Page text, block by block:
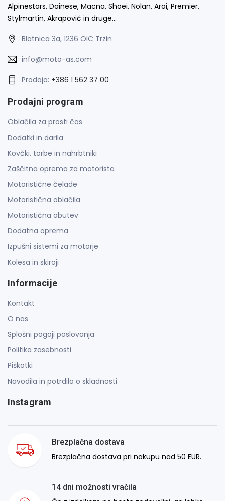
Alpinestars, Dainese, Macna, Shoei, Nolan, Arai, Premier,
Stylmartin, Akrapovič in druge…
Blatnica 3a, 1236 OIC Trzin
info@moto-as.com
Prodaja: +386 1 562 37 00
Prodajni program
Oblačila za prosti čas
Dodatki in darila
Kovčki, torbe in nahrbtniki
Zaščitna oprema za motorista
Motoristične čelade
Motoristična oblačila
Motoristična obutev
Dodatna oprema
Izpušni sistemi za motorje
Kolesa in skiroji
Informacije
Kontakt
O nas
Splošni pogoji poslovanja
Politika zasebnosti
Piškotki
Navodila in potrdila o skladnosti
Instagram
Brezplačna dostava
Brezplačna dostava pri nakupu nad 50 EUR.
14 dni možnosti vračila